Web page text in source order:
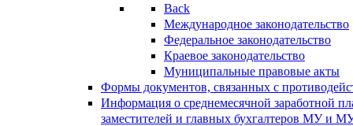
Back
Международное законодательство
Федеральное законодательство
Краевое законодательство
Муниципальные правовые акты
Формы документов, связанных с
Информация о среднемесячной заработной
заместителей и главных бухгалтеров МУ и